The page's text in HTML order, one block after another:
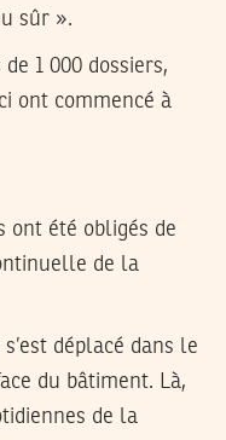
sûr ».
1 000 dossiers,
ont commencé à
ont été obligés de
de la
déplacé dans le
du bâtiment. Là,
de la